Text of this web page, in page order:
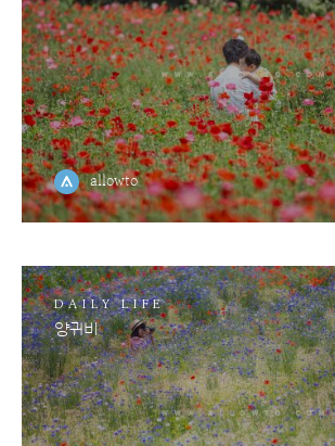
allowto
DAILY LIFE
양귀비